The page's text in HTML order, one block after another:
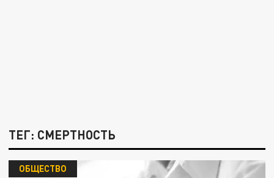
ТЕГ: СМЕРТНОСТЬ
ОБЩЕСТВО